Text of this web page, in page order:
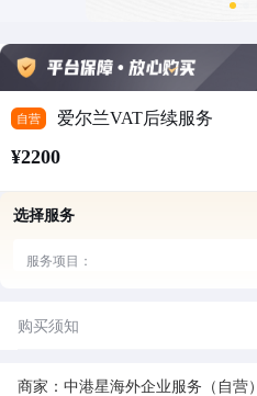
自营 爱尔兰VAT后续服务
¥2200
选择服务
服务项目：
购买须知
商家：中港星海外企业服务（自营）